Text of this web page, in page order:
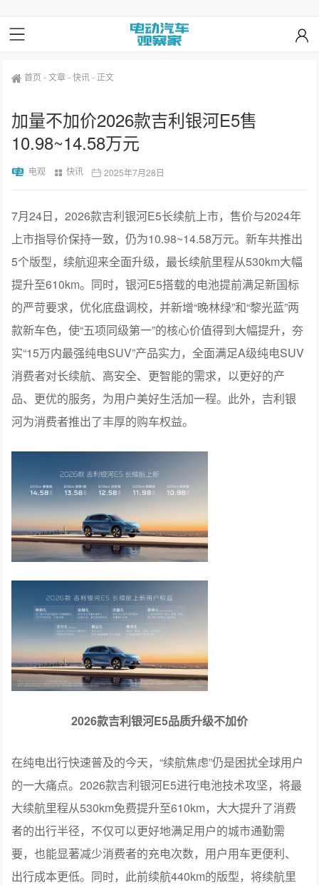
首页 -文章-快讯- 正文
加量不加价2026款吉利银河E5售
10.98~14.58万元
电观 快讯 2025年7月28日
7月24日，2026款吉利银河E5长续航上市，售价与2024年
上市指导价保持一致，仍为10.98~14.58万元。新车共推出
5个版型，续航迎来全面升级，最长续航里程从530km大幅
提升至610km。同时，银河E5搭载的电池提前满足新国标
的严苛要求，优化底盘调校，并新增“晚林绿”和“黎光蓝”两
款新车色，使“五项同级第一”的核心价值得到大幅提升，夯
实“15万内最强纯电SUV”产品实力，全面满足A级纯电SUV
消费者对长续航、高安全、更智能的需求，以更好的产
品、更优的服务，为用户美好生活加一程。此外，吉利银
河为消费者推出了丰厚的购车权益。
2026款吉利银河E5品质升级不加价
在纯电出行快速普及的今天，“续航焦虑”仍是困扰全球用户
的一大痛点。2026款吉利银河E5进行电池技术攻坚，将最
大续航里程从530km免费提升至610km，大大提升了消费
者的出行半径，不仅可以更好地满足用户的城市通勤需
要，也能显著减少消费者的充电次数，用户用车更便利、
出行成本更低。同时，此前续航440km的版型，将续航里